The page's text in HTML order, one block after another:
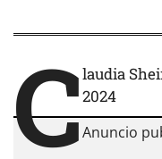
Claudia
2024